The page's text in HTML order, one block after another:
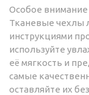
Особое
Тканевые чехлы
инструкциями
используйте
её мягкость и
самые
оставляйте их